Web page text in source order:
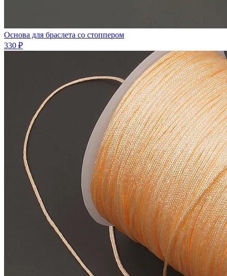
Основа для браслета со стоппером
330 ₽